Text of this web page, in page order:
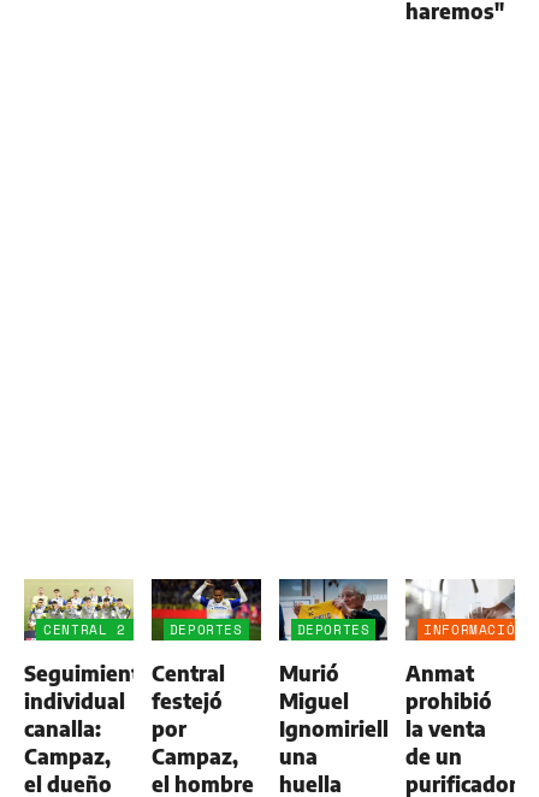
haremos"
CENTRAL 2
ALDOSIVI
1
Seguimiento
individual
canalla:
Campaz,
el dueño
DEPORTES
Central
festejó
por
Campaz,
el hombre
DEPORTES
Murió
Miguel
Ignomiriello:
una
huella
INFORMACIÓN
Anmat
prohibió
la venta
de un
purificador